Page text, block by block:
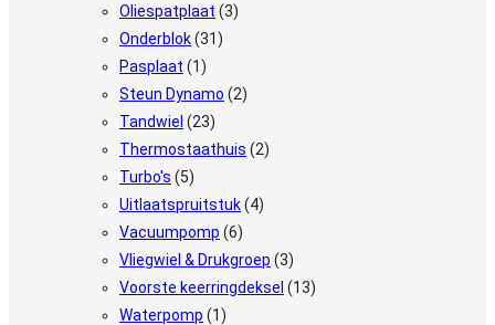
Oliespatplaat (3)
Onderblok(31)
Pasplaat (1)
Steun Dynamo (2)
Tandwiel (23)
Thermostaathuis (2)
Turbo's (5)
Uitlaatspruitstuk(4)
Vacuumpomp (6)
Vliegwiel & Drukgroep (3)
Voorste keerringdeksel (13)
Waterpomp (1)